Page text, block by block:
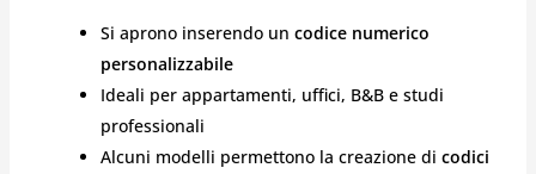
Si aprono inserendo un codice numerico
personalizzabile
Ideali per appartamenti, uffici, B&B e studi
professionali
Alcuni modelli permettono la creazione di codici